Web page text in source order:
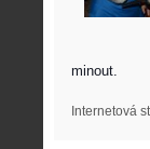
minout.
Internetová